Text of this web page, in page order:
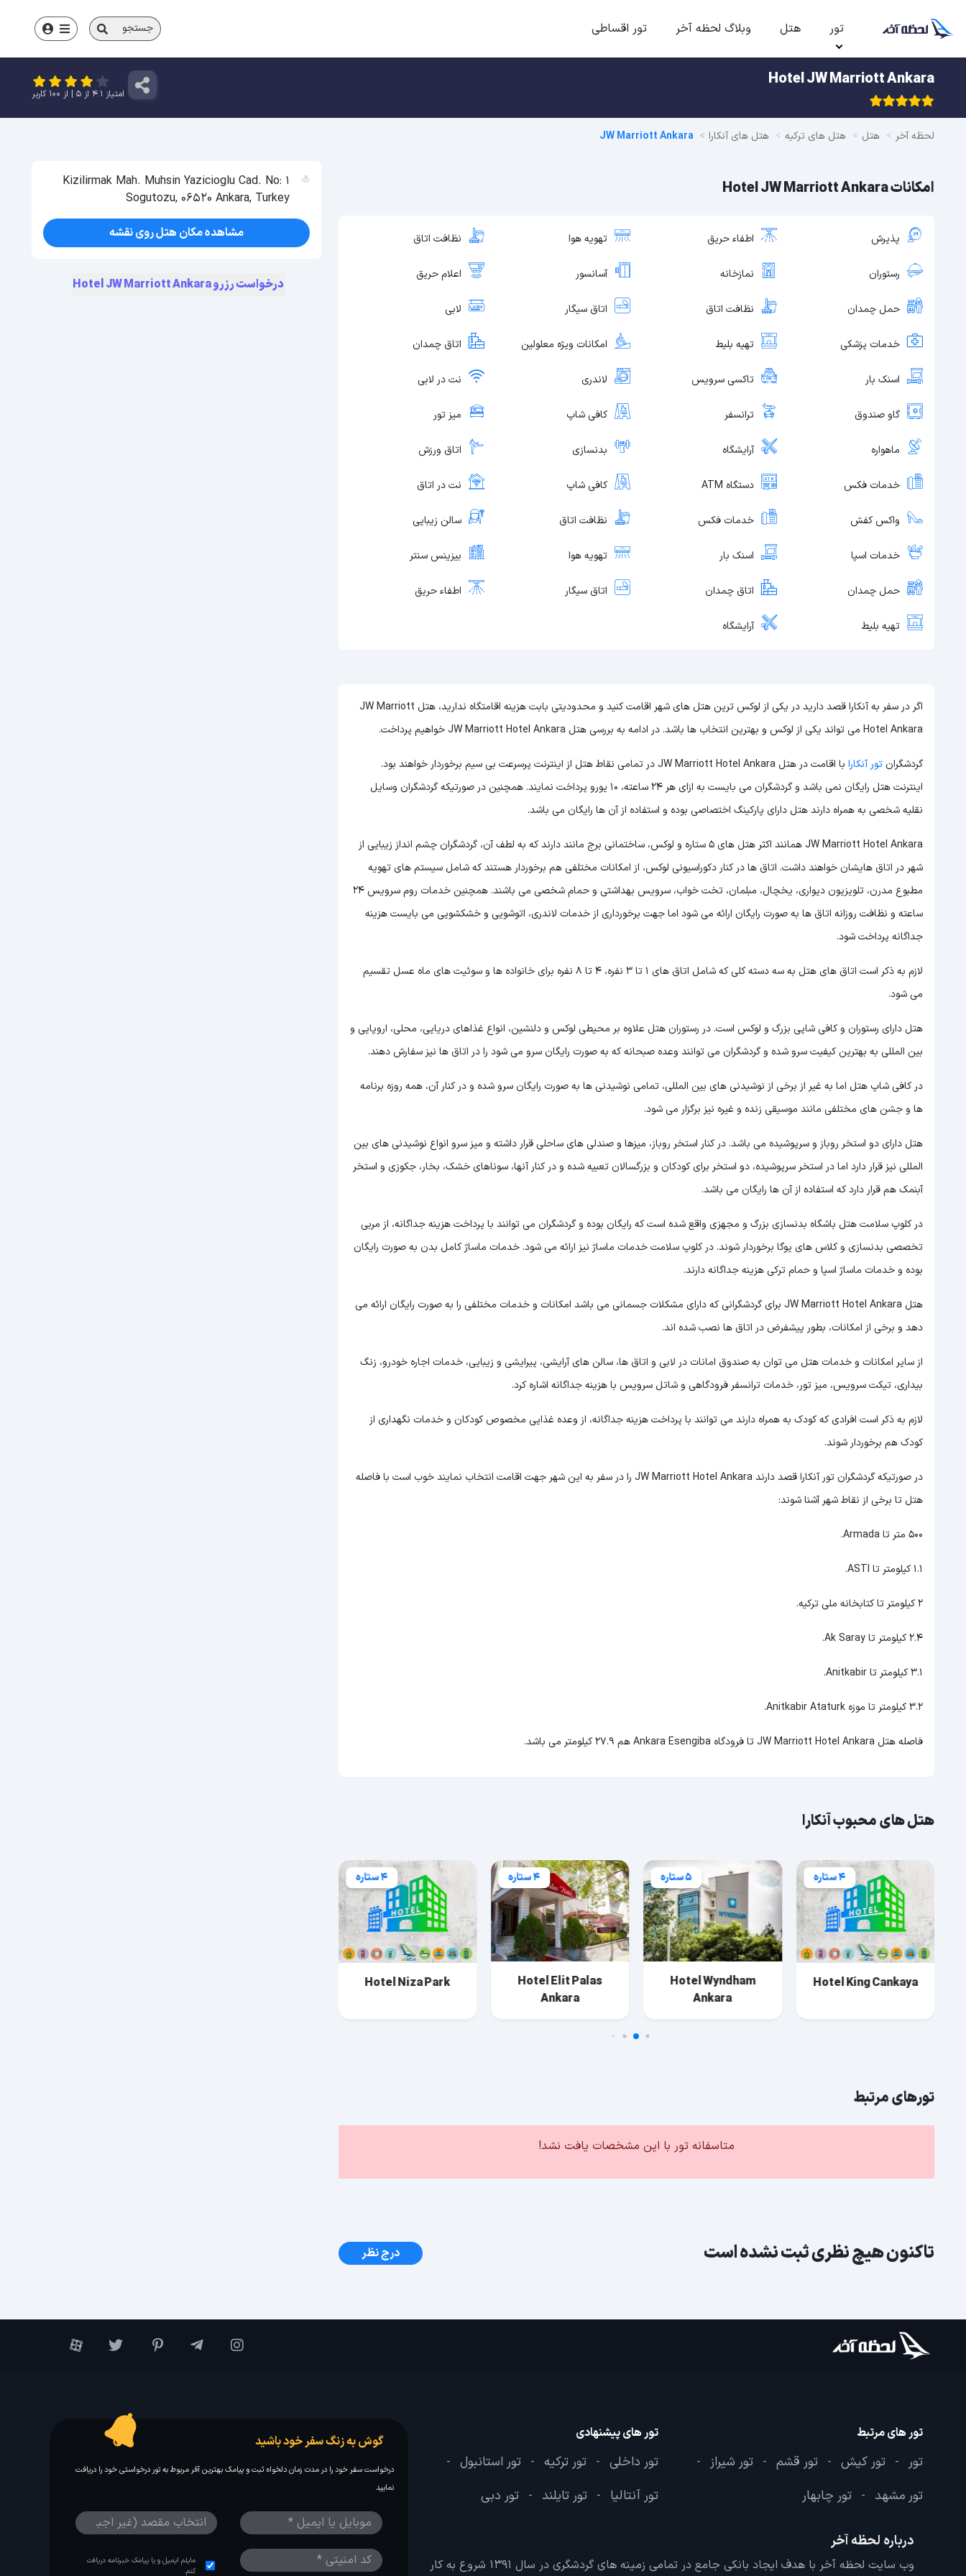
تور هتل وبلاگ لحظه آخر تور اقساطی جستجو
Hotel JW Marriott Ankara
امتیاز 4.1 از 5 | از 100 کاربر
لحظه آخر هتل هتل های ترکیه هتل های آنکارا JW Marriott Ankara
امکانات Hotel JW Marriott Ankara
پذیرش اطفاء حریق تهویه هوا نظافت اتاق
رستوران نمازخانه آسانسور اعلام حریق
حمل چمدان نظافت اتاق اتاق سیگار لابی
خدمات پزشکی تهیه بلیط امکانات ویژه معلولین اتاق چمدان
اسنک بار تاکسی سرویس لاندری نت در لابی
گاو صندوق ترانسفر کافی شاپ میز تور
ماهواره آرایشگاه بدنسازی اتاق ورزش
خدمات فکس دستگاه ATM کافی شاپ نت در اتاق
واکس کفش خدمات فکس نظافت اتاق سالن زیبایی
خدمات اسپا اسنک بار تهویه هوا بیزینس سنتر
حمل چمدان اتاق چمدان اتاق سیگار اطفاء حریق
تهیه بلیط آرایشگاه
اگر در سفر به آنکارا قصد دارید در یکی از لوکس ترین هتل های شهر اقامت کنید و محدودیتی بابت هزینه اقامتگاه ندارید، هتل JW Marriott
Hotel Ankara می تواند یکی از لوکس و بهترین انتخاب ها باشد. در ادامه به بررسی هتل JW Marriott Hotel Ankara خواهیم پرداخت.
گردشگران تور آنکارا
با اقامت در هتل JW Marriott Hotel Ankara در تمامی نقاط هتل از اینترنت پرسرعت بی سیم برخوردار خواهند بود.
اینترنت هتل رایگان نمی باشد و گردشگران می بایست به ازای هر 24 ساعته، 10 یورو پرداخت نمایند. همچنین در صورتیکه گردشگران وسایل
نقلیه شخصی به همراه دارند هتل دارای پارکینگ اختصاصی بوده و استفاده از آن ها رایگان می باشد.
JW Marriott Hotel Ankara همانند اکثر هتل های 5 ستاره و لوکس، ساختمانی برج مانند دارند که به لطف آن، گردشگران چشم انداز زیبایی از
شهر در اتاق هایشان خواهند داشت. اتاق ها در کنار دکوراسیونی لوکس، از امکانات مختلفی هم برخوردار هستند که شامل سیستم های تهویه
مطبوع مدرن، تلویزیون دیواری، یخچال، مبلمان، تخت خواب، سرویس بهداشتی و حمام شخصی می باشند. همچنین خدمات روم سرویس 24
ساعته و نظافت روزانه اتاق ها به صورت رایگان ارائه می شود اما جهت برخورداری از خدمات لاندری، اتوشویی و خشکشویی می بایست هزینه
جداگانه پرداخت شود.
لازم به ذکر است اتاق های هتل به سه دسته کلی که شامل اتاق های 1 تا 3 نفره، 4 تا 8 نفره برای خانواده ها و سوئیت های ماه عسل تقسیم
می شود.
هتل دارای رستوران و کافی شاپی بزرگ و لوکس است. در رستوران هتل علاوه بر محیطی لوکس و دلنشین، انواع غذاهای دریایی، محلی، اروپایی و
بین المللی به بهترین کیفیت سرو شده و گردشگران می توانند وعده صبحانه که به صورت رایگان سرو می شود را در اتاق ها نیز سفارش دهند.
در کافی شاپ هتل اما به غیر از برخی از نوشیدنی های بین المللی، تمامی نوشیدنی ها به صورت رایگان سرو شده و در کنار آن، همه روزه برنامه
ها و جشن های مختلفی مانند موسیقی زنده و غیره نیز برگزار می شود.
هتل دارای دو استخر روباز و سرپوشیده می باشد. در کنار استخر روباز، میزها و صندلی های ساحلی قرار داشته و میز سرو انواع نوشیدنی های بین
المللی نیز قرار دارد اما در استخر سرپوشیده، دو استخر برای کودکان و بزرگسالان تعبیه شده و در کنار آنها، سوناهای خشک، بخار، جکوزی و استخر
آبنمک هم قرار دارد که استفاده از آن ها رایگان می باشد.
در کلوپ سلامت هتل باشگاه بدنسازی بزرگ و مجهزی واقع شده است که رایگان بوده و گردشگران می توانند با پرداخت هزینه جداگانه، از مربی
تخصصی بدنسازی و کلاس های یوگا برخوردار شوند. در کلوپ سلامت خدمات ماساژ نیز ارائه می شود. خدمات ماساژ کامل بدن به صورت رایگان
بوده و خدمات ماساژ اسپا و حمام ترکی هزینه جداگانه دارند.
هتل JW Marriott Hotel Ankara برای گردشگرانی که دارای مشکلات جسمانی می باشد امکانات و خدمات مختلفی را به صورت رایگان ارائه می
دهد و برخی از امکانات، بطور پیشفرض در اتاق ها نصب شده اند.
از سایر امکانات و خدمات هتل می توان به صندوق امانات در لابی و اتاق ها، سالن های آرایشی، پیرایشی و زیبایی، خدمات اجاره خودرو، زنگ
بیداری، تیکت سرویس، میز تور، خدمات ترانسفر فرودگاهی و شاتل سرویس با هزینه جداگانه اشاره کرد.
لازم به ذکر است افرادی که کودک به همراه دارند می توانند با پرداخت هزینه جداگانه، از وعده غذایی مخصوص کودکان و خدمات نگهداری از
کودک هم برخوردار شوند.
در صورتیکه گردشگران تور آنکارا قصد دارند JW Marriott Hotel Ankara را در سفر به این شهر جهت اقامت انتخاب نمایند خوب است با فاصله
هتل تا برخی از نقاط شهر آشنا شوند:
500 متر تا Armada.
1.1 کیلومتر تا ASTI.
2 کیلومتر تا کتابخانه ملی ترکیه.
2.4 کیلومتر تا Ak Saray.
3.1 کیلومتر تا Anitkabir.
3.2 کیلومتر تا موزه Anitkabir Ataturk.
فاصله هتل JW Marriott Hotel Ankara تا فرودگاه Ankara Esengiba هم 27.9 کیلومتر می باشد.
هتل های محبوب آنکارا
4 ستاره
Hotel King Cankaya
5 ستاره
Hotel Wyndham
Ankara
4 ستاره
Hotel Elit Palas
Ankara
4 ستاره
Hotel Niza Park
تورهای مرتبط
متاسفانه تور با این مشخصات یافت نشد!
تاکنون هیچ نظری ثبت نشده است درج نظر
Kizilirmak Mah. Muhsin Yazicioglu Cad. No: 1
Sogutozu, 06520 Ankara, Turkey
مشاهده مکان هتل روی نقشه
درخواست رزرو Hotel JW Marriott Ankara
تور های مرتبط
تور - تور کیش - تور قشم - تور شیراز -
تور مشهد - تور چابهار
تور های پیشنهادی
تور داخلی - تور ترکیه - تور استانبول -
تور آنتالیا - تور تایلند - تور دبی
درباره لحظه آخر
وب سایت لحظه آخر با هدف ایجاد بانکی جامع در تمامی زمینه های گردشگری در سال 1391 شروع به کار
گوش به زنگ سفر خود باشید
درخواست سفر خود را در مدت زمان دلخواه ثبت و پیامک بهترین آفر مربوط به تور درخواستی خود را دریافت
نمایید
مایلم ایمیل و یا پیامک خبرنامه دریافت
کنم.